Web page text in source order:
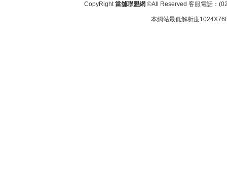
CopyRight當舖聯盟網 ©All Reserved 客服電話：
本網站最低解析度